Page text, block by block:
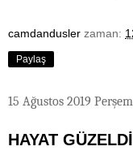
camdandusler zaman:
Paylaş
15 Ağustos 2019
HAYAT